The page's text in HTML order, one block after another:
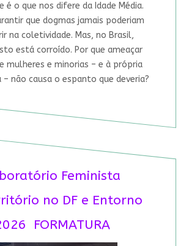
é o que nos difere da Idade Média.
que dogmas jamais poderiam
na coletividade. Mas, no Brasil,
está corroído. Por que ameaçar
mulheres e minorias – e à própria
– não causa o espanto que deveria?
Feminista
no DF e Entorno
FORMATURA